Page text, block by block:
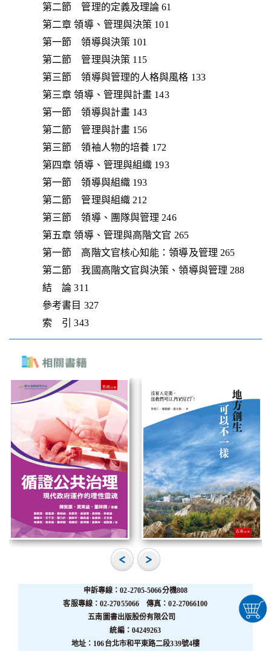
第二節 管理的定義及理論 61
第二章 領導、管理與決策 101
第一節 領導與決策 101
第二節 管理與決策 115
第三節 領導與管理的人格與風格 133
第三章 領導、管理與計畫 143
第一節 領導與計畫 143
第二節 管理與計畫 156
第三節 領袖人物的培養 172
第四章 領導、管理與組織 193
第一節 領導與組織 193
第二節 管理與組織 212
第三節 領導、團隊與管理 246
第五章 領導、管理與高階文官 265
第一節 高階文官核心知能：領導及管理 265
第二節 我國高階文官與決策、領導與管理 288
結 論 311
參考書目 327
索 引 343
申訴專線：02-2705-5066分機808
客服專線：02-27055066 傳真：02-27066100
五南圖書出版股份有限公司
統編：04249263
地址：106台北市和平東路二段339號4樓